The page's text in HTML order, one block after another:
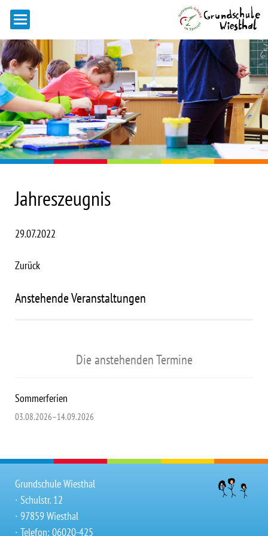
Jahreszeugnis
29.07.2022
Zurück
Anstehende Veranstaltungen
Die anstehenden Termine
Sommerferien
03.08.2026–14.09.2026
Grundschule Wiesthal
∙ Schulstr. 12
∙ 97859 Wiesthal
∙ Telefon: 06020-425